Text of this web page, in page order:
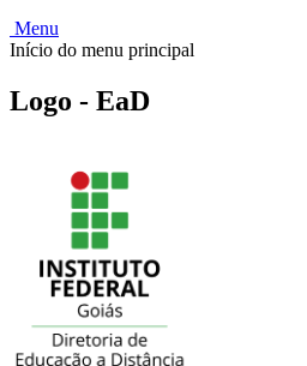
Menu
Início do menu principal
Logo - EaD